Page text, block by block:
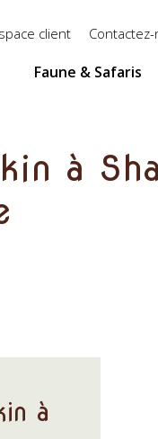
client
Faune & Safaris
à
à